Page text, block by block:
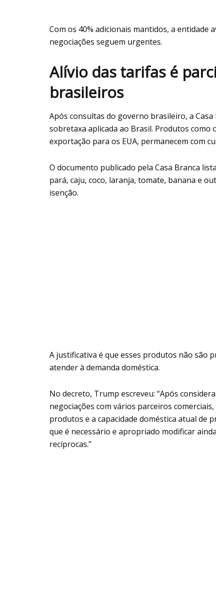
Com os 40% adicionais mantidos, a entidade
negociações seguem urgentes.
Alívio das tarifas é
brasileiros
Após consultas do governo brasileiro, a
sobretaxa aplicada ao Brasil. Produtos
exportação para os EUA, permanecem com
O documento publicado pela Casa Branca
pará, caju, coco, laranja, tomate, banana e
isenção.
A justificativa é que esses produtos não são
atender à demanda doméstica.
No decreto, Trump escreveu: “Após
negociações com vários parceiros
produtos e a capacidade doméstica atual
que é necessário e apropriado modificar
recíprocas.”